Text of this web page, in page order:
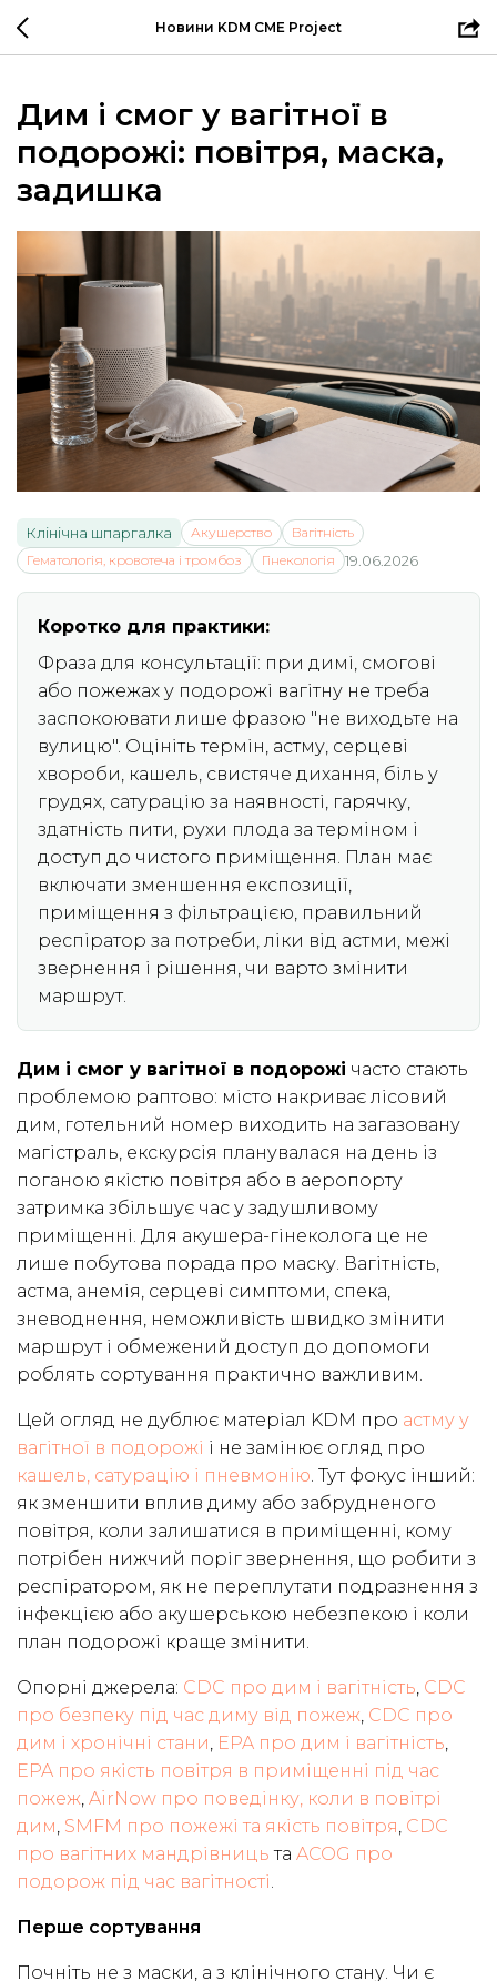
Новини KDM CME Project
Дим і смог у вагітної в
подорожі: повітря, маска,
задишка
Клінічна шпаргалка Акушерство
Вагітність
Гематологія, кровотеча і тромбоз
Гінекологія 19.06.2026
Коротко для практики:
Фраза для консультації: при димі, смогові
або пожежах у подорожі вагітну не треба
заспокоювати лише фразою "не виходьте на
вулицю". Оцініть термін, астму, серцеві
хвороби, кашель, свистяче дихання, біль у
грудях, сатурацію за наявності, гарячку,
здатність пити, рухи плода за терміном і
доступ до чистого приміщення. План має
включати зменшення експозиції,
приміщення з фільтрацією, правильний
респіратор за потреби, ліки від астми, межі
звернення і рішення, чи варто змінити
маршрут.
Дим і смог у вагітної в подорожі часто стають
проблемою раптово: місто накриває лісовий
дим, готельний номер виходить на загазовану
магістраль, екскурсія планувалася на день із
поганою якістю повітря або в аеропорту
затримка збільшує час у задушливому
приміщенні. Для акушера-гінеколога це не
лише побутова порада про маску. Вагітність,
астма, анемія, серцеві симптоми, спека,
зневоднення, неможливість швидко змінити
маршрут і обмежений доступ до допомоги
роблять сортування практично важливим.
Цей огляд не дублює матеріал KDM про астму у
вагітної в подорожі і не замінює огляд про
кашель, сатурацію і пневмонію. Тут фокус інший:
як зменшити вплив диму або забрудненого
повітря, коли залишатися в приміщенні, кому
потрібен нижчий поріг звернення, що робити з
респіратором, як не переплутати подразнення з
інфекцією або акушерською небезпекою і коли
план подорожі краще змінити.
Опорні джерела: CDC про дим і вагітність, CDC
про безпеку під час диму від пожеж, CDC про
дим і хронічні стани, EPA про дим і вагітність,
EPA про якість повітря в приміщенні під час
пожеж, AirNow про поведінку, коли в повітрі
дим, SMFM про пожежі та якість повітря, CDC
про вагітних мандрівниць та ACOG про
подорож під час вагітності.
Перше сортування
Почніть не з маски, а з клінічного стану. Чи є